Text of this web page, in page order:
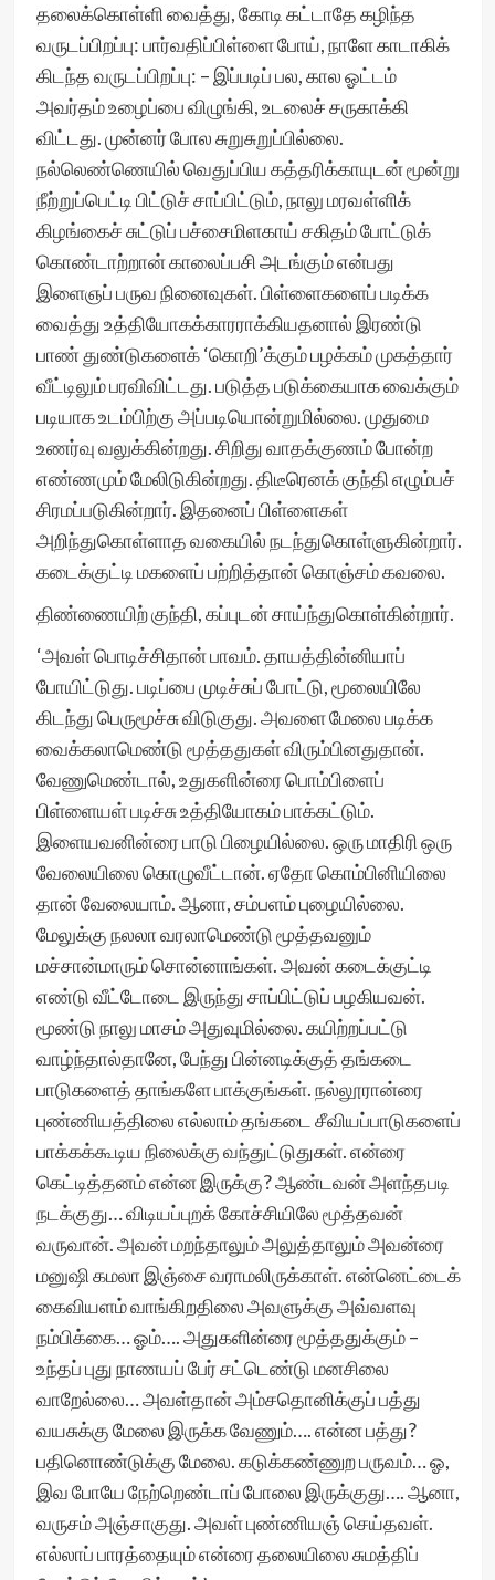
தலைக்கொள்ளி வைத்து, கோடி கட்டாதே கழிந்த
வருடப்பிறப்பு: பார்வதிப்பிள்ளை போய், நாளே காடாகிக்
கிடந்த வருடப்பிறப்பு: – இப்படிப் பல, கால ஓட்டம்
அவர்தம் உழைப்பை விழுங்கி, உடலைச் சருகாக்கி
விட்டது. முன்னர் போல சுறுசுறுப்பில்லை.
நல்லெண்ணெயில் வெதுப்பிய கத்தரிக்காயுடன் மூன்று
நீற்றுப்பெட்டி பிட்டுச் சாப்பிட்டும், நாலு மரவள்ளிக்
கிழங்கைச் சுட்டுப் பச்சைமிளகாய் சகிதம் போட்டுக்
கொண்டாற்றான் காலைப்பசி அடங்கும் என்பது
இளைஞப் பருவ நினைவுகள். பிள்ளைகளைப் படிக்க
வைத்து உத்தியோகக்காரராக்கியதனால் இரண்டு
பாண் துண்டுகளைக் ‘கொறி’க்கும் பழக்கம் முகத்தார்
வீட்டிலும் பரவிவிட்டது. படுத்த படுக்கையாக வைக்கும்
படியாக உடம்பிற்கு அப்படியொன்றுமில்லை. முதுமை
உணர்வு வலுக்கின்றது. சிறிது வாதக்குணம் போன்ற
எண்ணமும் மேலிடுகின்றது. திடீரெனக் குந்தி எழும்பச்
சிரமப்படுகின்றார். இதனைப் பிள்ளைகள்
அறிந்துகொள்ளாத வகையில் நடந்துகொள்ளுகின்றார்.
கடைக்குட்டி மகளைப் பற்றித்தான் கொஞ்சம் கவலை.
திண்ணையிற் குந்தி, கப்புடன் சாய்ந்துகொள்கின்றார்.
‘அவள் பொடிச்சிதான் பாவம். தாயத்தின்னியாப்
போயிட்டுது. படிப்பை முடிச்சுப் போட்டு, மூலையிலே
கிடந்து பெருமூச்சு விடுகுது. அவளை மேலை படிக்க
வைக்கலாமெண்டு மூத்ததுகள் விரும்பினதுதான்.
வேணுமெண்டால், உதுகளின்ரை பொம்பிளைப்
பிள்ளையள் படிச்சு உத்தியோகம் பாக்கட்டும்.
இளையவனின்ரை பாடு பிழையில்லை. ஒரு மாதிரி ஒரு
வேலையிலை கொழுவீட்டான். ஏதோ கொம்பினியிலை
தான் வேலையாம். ஆனா, சம்பளம் புழையில்லை.
மேலுக்கு நலலா வரலாமெண்டு மூத்தவனும்
மச்சான்மாரும் சொன்னாங்கள். அவன் கடைக்குட்டி
எண்டு வீட்டோடை இருந்து சாப்பிட்டுப் பழகியவன்.
மூண்டு நாலு மாசம் அதுவுமில்லை. கயிற்றப்பட்டு
வாழ்ந்தால்தானே, பேந்து பின்னடிக்குத் தங்கடை
பாடுகளைத் தாங்களே பாக்குங்கள். நல்லூரான்ரை
புண்ணியத்திலை எல்லாம் தங்கடை சீவியப்பாடுகளைப்
பாக்கக்கூடிய நிலைக்கு வந்துட்டுதுகள். என்ரை
கெட்டித்தனம் என்ன இருக்கு? ஆண்டவன் அளந்தபடி
நடக்குது… விடியப்புறக் கோச்சியிலே மூத்தவன்
வருவான். அவன் மறந்தாலும் அலுத்தாலும் அவன்ரை
மனுஷி கமலா இஞ்சை வராமலிருக்காள். என்னெட்டைக்
கைவியளம் வாங்கிறதிலை அவளுக்கு அவ்வளவு
நம்பிக்கை… ஓம்…. அதுகளின்ரை மூத்ததுக்கும் –
உந்தப் புது நாணயப் பேர் சட்டெண்டு மனசிலை
வாறேல்லை… அவள்தான் அம்சதொனிக்குப் பத்து
வயசுக்கு மேலை இருக்க வேணும்…. என்ன பத்து?
பதினொண்டுக்கு மேலை. கடுக்கண்ணுற பருவம்… ஓ,
இவ போயே நேற்றெண்டாப் போலை இருக்குது…. ஆனா,
வருசம் அஞ்சாகுது. அவள் புண்ணியஞ் செய்தவள்.
எல்லாப் பாரத்தையும் என்ரை தலையிலை சுமத்திப்